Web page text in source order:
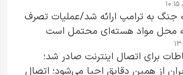
جنگ به ترامپ ارائه شد/عملیات تصرف
محل مواد هسته‌ای محتمل است
برای اتصال اینترنت صادر شد؛
از همین دقایق احیا می‌شود؛ اتصال